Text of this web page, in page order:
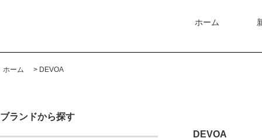
ホーム
ホーム > DEVOA
ブランドから探す
DEVOA